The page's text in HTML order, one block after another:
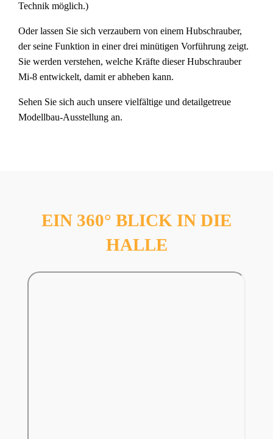
Technik möglich.)
Oder lassen Sie sich verzaubern von einem Hubschrauber,
der seine Funktion in einer drei minütigen Vorführung zeigt.
Sie werden verstehen, welche Kräfte dieser Hubschrauber
Mi-8 entwickelt, damit er abheben kann.
Sehen Sie sich auch unsere vielfältige und detailgetreue
Modellbau-Ausstellung an.
EIN 360° BLICK IN DIE
HALLE